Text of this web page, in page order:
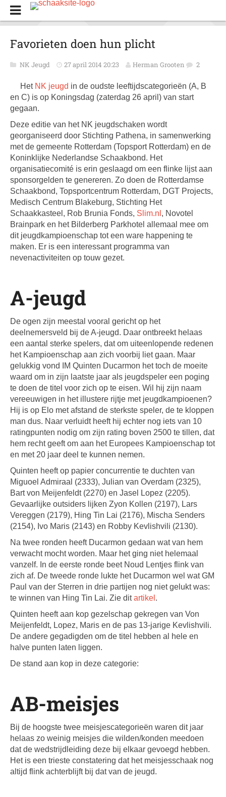
Favorieten doen hun plicht
NK Jeugd 27 april 2014 20:23 Herman Grooten 2
Het NK jeugd in de oudste leeftijdscategorieën (A, B
en C) is op Koningsdag (zaterdag 26 april) van start
gegaan.
Deze editie van het NK jeugdschaken wordt
georganiseerd door Stichting Pathena, in samenwerking
met de gemeente Rotterdam (Topsport Rotterdam) en de
Koninklijke Nederlandse Schaakbond. Het
organisatiecomité is erin geslaagd om een flinke lijst aan
sponsorgelden te genereren. Zo doen de Rotterdamse
Schaakbond, Topsportcentrum Rotterdam, DGT Projects,
Medisch Centrum Blakeburg, Stichting Het
Schaakkasteel, Rob Brunia Fonds, Slim.nl , Novotel
Brainpark en het Bilderberg Parkhotel allemaal mee om
dit jeugdkampioenschap tot een ware happening te
maken. Er is een interessant programma van
nevenactiviteiten op touw gezet.
A-jeugd
De ogen zijn meestal vooral gericht op het
deelnemersveld bij de A-jeugd. Daar ontbreekt helaas
een aantal sterke spelers, dat om uiteenlopende redenen
het Kampioenschap aan zich voorbij liet gaan. Maar
gelukkig vond IM Quinten Ducarmon het toch de moeite
waard om in zijn laatste jaar als jeugdspeler een poging
te doen de titel voor zich op te eisen. Wil hij zijn naam
vereeuwigen in het illustere rijtje met jeugdkampioenen?
Hij is op Elo met afstand de sterkste speler, de te kloppen
man dus. Naar verluidt heeft hij echter nog iets van 10
ratingpunten nodig om zijn rating boven 2500 te tillen, dat
hem recht geeft om aan het Europees Kampioenschap tot
en met 20 jaar deel te kunnen nemen.
Quinten heeft op papier concurrentie te duchten van
Miguoel Admiraal (2333), Julian van Overdam (2325),
Bart von Meijenfeldt (2270) en Jasel Lopez (2205).
Gevaarlijke outsiders lijken Zyon Kollen (2197), Lars
Vereggen (2179), Hing Tin Lai (2176), Mischa Senders
(2154), Ivo Maris (2143) en Robby Kevlishvili (2130).
Na twee ronden heeft Ducarmon gedaan wat van hem
verwacht mocht worden. Maar het ging niet helemaal
vanzelf. In de eerste ronde beet Noud Lentjes flink van
zich af. De tweede ronde lukte het Ducarmon wel wat GM
Paul van der Sterren in drie partijen nog niet gelukt was:
te winnen van Hing Tin Lai. Zie ditartikel .
Quinten heeft aan kop gezelschap gekregen van Von
Meijenfeldt, Lopez, Maris en de pas 13-jarige Kevlishvili.
De andere gegadigden om de titel hebben al hele en
halve punten laten liggen.
De stand aan kop in deze categorie:
AB-meisjes
Bij de hoogste twee meisjescategorieën waren dit jaar
helaas zo weinig meisjes die wilden/konden meedoen
dat de wedstrijdleiding deze bij elkaar gevoegd hebben.
Het is een trieste constatering dat het meisjesschaak nog
altijd flink achterblijft bij dat van de jeugd.